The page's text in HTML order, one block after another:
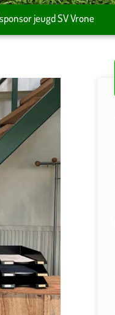
jeugd SV Vrone